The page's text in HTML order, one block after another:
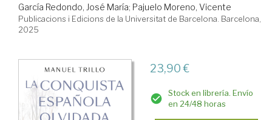
García Redondo, José María; Pajuelo Moreno, Vicente
Publicacions i Edicions de la Universitat de Barcelona. Barcelona,
2025
23,90 €
Stock en librería. Envío
en 24/48 horas